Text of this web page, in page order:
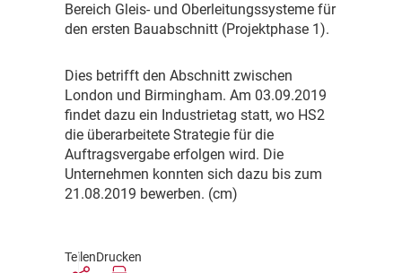
Bereich Gleis- und Oberleitungssysteme für
den ersten Bauabschnitt (Projektphase 1).
Dies betrifft den Abschnitt zwischen
London und Birmingham. Am 03.09.2019
findet dazu ein Industrietag statt, wo HS2
die überarbeitete Strategie für die
Auftragsvergabe erfolgen wird. Die
Unternehmen konnten sich dazu bis zum
21.08.2019 bewerben. (cm)
TeilenDrucken